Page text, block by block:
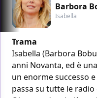
Barbora
Isabella
Trama
Isabella (Barbora
anni Novanta, ed è
un enorme successo
passa su tutte le